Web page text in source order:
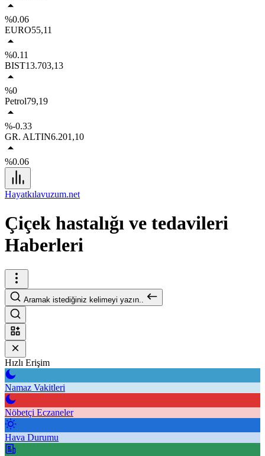
%0.06
EURO55,11
%0.11
BIST13.703,13
%0
Petrol79,19
%-0.33
GR. ALTIN6.201,10
%0.06
Hayatkılavuzum.net
Çiçek hastalığı ve tedavileri
Haberleri
Aramak istediğiniz kelimeyi yazın..
Hızlı Erişim
Namaz Vakitleri
Nöbetçi Eczaneler
Hava Durumu